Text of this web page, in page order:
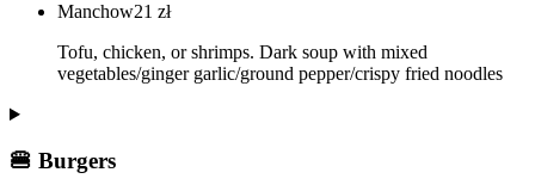
Manchow21 zł
Tofu, chicken, or shrimps. Dark soup with mixed
vegetables/ginger garlic/ground pepper/crispy fried noodles
🍔 Burgers